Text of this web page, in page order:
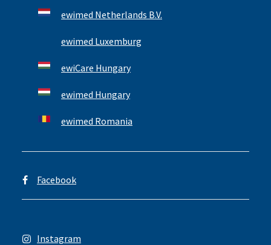
ewimed Netherlands B.V.
ewimed Luxemburg
ewiCare Hungary
ewimed Hungary
ewimed Romania
Facebook
Instagram